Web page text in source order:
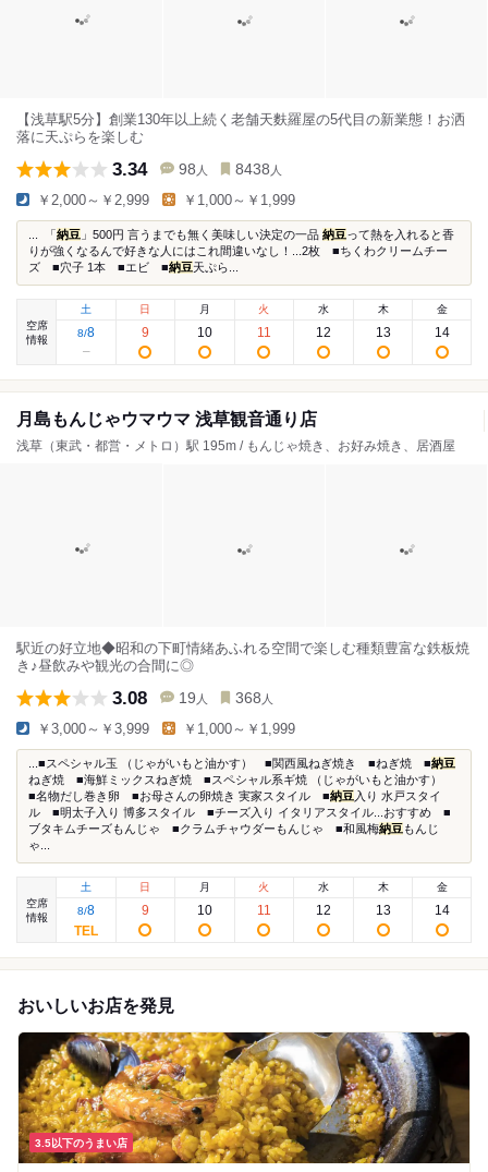
【浅草駅5分】創業130年以上続く老舗天麩羅屋の5代目の新業態！お洒
落に天ぷらを楽しむ
3.34 98 人 8438 人
￥2,000～￥2,999 ￥1,000～￥1,999
... 「 納豆 」500円 言うまでも無く美味しい決定の一品 納豆 って熱を入れると香
りが強くなるんで好きな人にはこれ間違いなし！...2枚 ■ちくわクリームチー
ズ ■穴子 1本 ■エビ ■納豆 天ぷら...
空席
情報
土
8/8
日
9
月
10
火
11
水
12
木
13
金
14
月島もんじゃウマウマ 浅草観音通り店
浅草（東武・都営・メトロ）駅 195m / もんじゃ焼き、お好み焼き、居酒屋
駅近の好立地◆昭和の下町情緒あふれる空間で楽しむ種類豊富な鉄板焼
き♪昼飲みや観光の合間に◎
3.08 19 人 368 人
￥3,000～￥3,999 ￥1,000～￥1,999
...■スペシャル玉 （じゃがいもと油かす） ■関西風ねぎ焼き ■ねぎ焼 ■納豆
ねぎ焼 ■海鮮ミックスねぎ焼 ■スペシャル系ギ焼 （じゃがいもと油かす）
■名物だし巻き卵 ■お母さんの卵焼き 実家スタイル ■納豆 入り 水戸スタイ
ル ■明太子入り 博多スタイル ■チーズ入り イタリアスタイル...おすすめ ■
ブタキムチーズもんじゃ ■クラムチャウダーもんじゃ ■和風梅納豆 もんじ
ゃ...
空席
情報
土
8/8
日
9
月
10
火
11
水
12
木
13
金
14
おいしいお店を発見
3.5以下のうまい店